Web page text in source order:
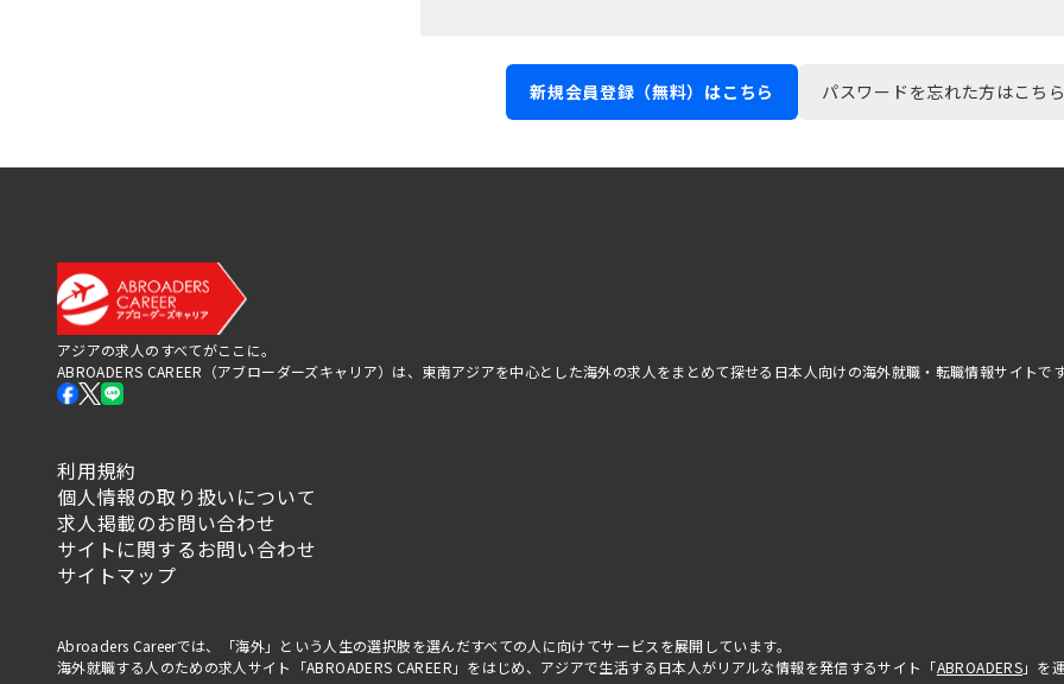
新規会員登録（無料）はこちら パスワードを忘れた方はこち
アジアの求人のすべてがここに。
ABROADERS CAREER（アブローダーズキャリア）は、東南アジアを中心とした海外の求人をまとめて探せる日本人向けの海外就職・転職情報サイトで
利用規約
個人情報の取り扱いについて
求人掲載のお問い合わせ
サイトに関するお問い合わせ
サイトマップ
Abroaders Careerでは、「海外」という人生の選択肢を選んだすべての人に向けてサービスを展開しています。
海外就職する人のための求人サイト「ABROADERS CAREER」をはじめ、アジアで生活する日本人がリアルな情報を発信するサイト「ABROADERS」を